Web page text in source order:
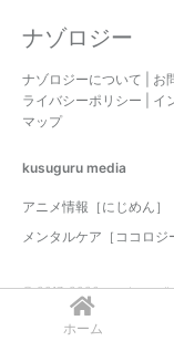
ホーム
ナゾロジー
ナゾロジーについて お
ライバシーポリシー
イ
マップ
kusuguru media
アニメ情報［にじめん］
メンタルケア［ココロジ
© 2017-2026 nazology. all